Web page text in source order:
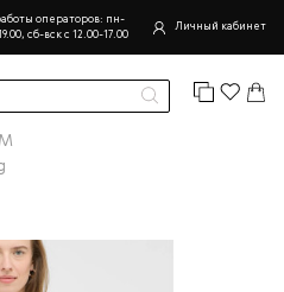
операторов: пн-
сб-вск с 12.00-17.00
Личный кабинет